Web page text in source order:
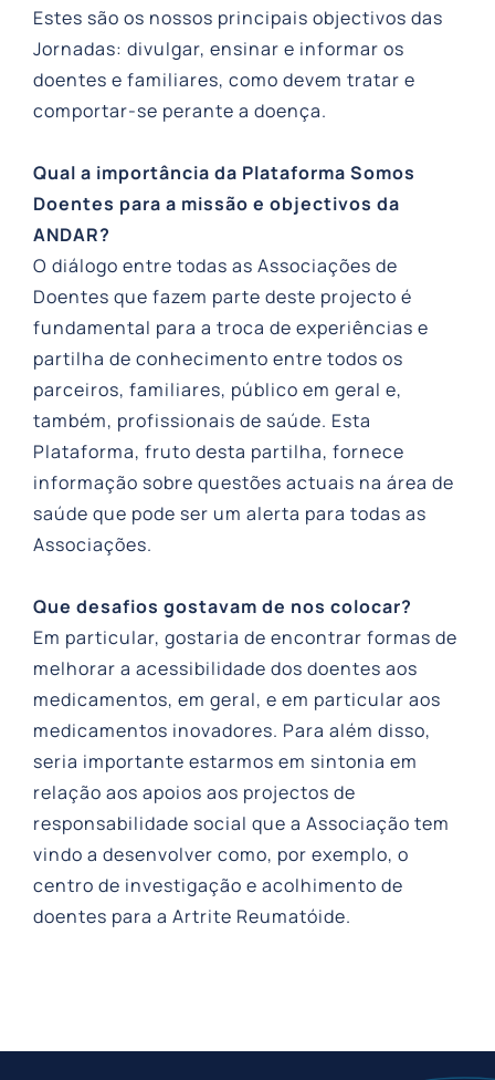
Estes são os nossos principais objectivos das
Jornadas: divulgar, ensinar e informar os
doentes e familiares, como devem tratar e
comportar-se perante a doença.
Qual a importância da Plataforma Somos
Doentes para a missão e objectivos da
ANDAR?
O diálogo entre todas as Associações de
Doentes que fazem parte deste projecto é
fundamental para a troca de experiências e
partilha de conhecimento entre todos os
parceiros, familiares, público em geral e,
também, profissionais de saúde. Esta
Plataforma, fruto desta partilha, fornece
informação sobre questões actuais na área de
saúde que pode ser um alerta para todas as
Associações.
Que desafios gostavam de nos colocar?
Em particular, gostaria de encontrar formas de
melhorar a acessibilidade dos doentes aos
medicamentos, em geral, e em particular aos
medicamentos inovadores. Para além disso,
seria importante estarmos em sintonia em
relação aos apoios aos projectos de
responsabilidade social que a Associação tem
vindo a desenvolver como, por exemplo, o
centro de investigação e acolhimento de
doentes para a Artrite Reumatóide.